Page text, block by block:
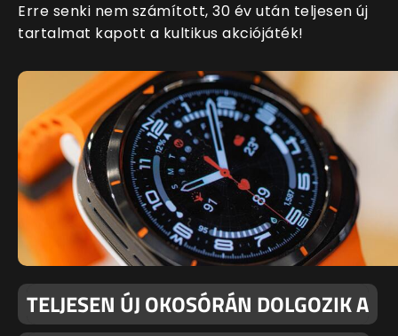
Erre senki nem számított, 30 év után teljesen új
tartalmat kapott a kultikus akciójáték!
TELJESEN ÚJ OKOSÓRÁN DOLGOZIK A